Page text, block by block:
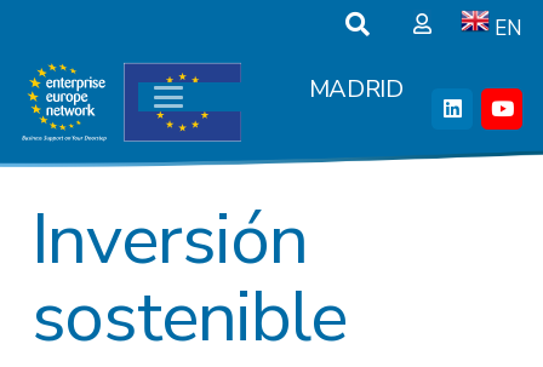
EN
MADRID
Inversión
sostenible